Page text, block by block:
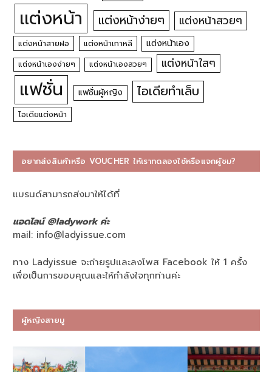
แต่งหน้า แต่งหน้าง่ายๆ แต่งหน้าสวยๆ
แต่งหน้าสายฝอ แต่งหน้าเกาหลี แต่งหน้าเอง
แต่งหน้าเองง่ายๆ แต่งหน้าเองสวยๆ แต่งหน้าใสๆ
แฟชั่น แฟชั่นผู้หญิง ไอเดียทำเล็บ
ไอเดียแต่งหน้า
อยากส่งสินค้าหรือ VOUCHER ให้เราทดลองใช้หรือแจกผู้ชม?
แบรนด์สามารถส่งมาให้ได้ที่
แอดไลน์ @ladywork ค่ะ
mail: info@ladyissue.com
ทาง Ladyissue จะถ่ายรูปและลงโพส Facebook ให้ 1 ครั้ง
เพื่อเป็นการขอบคุณและให้กำลังใจทุกท่านค่ะ
ผู้หญิงสายมู